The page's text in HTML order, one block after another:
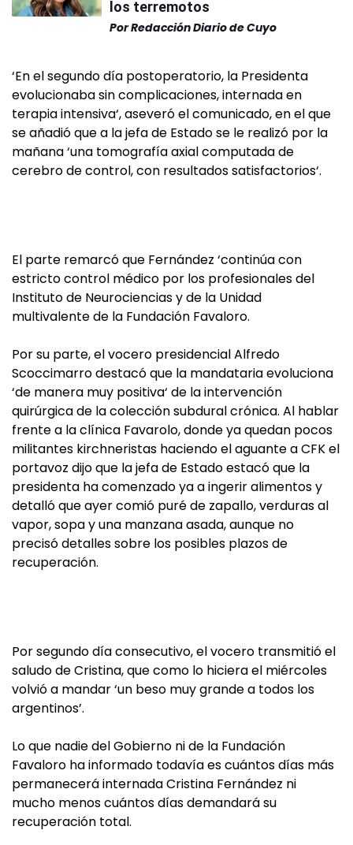
los terremotos
PorRedacción Diario de Cuyo
‘En el segundo día postoperatorio, la Presidenta
evolucionaba sin complicaciones, internada en
terapia intensiva‘, aseveró el comunicado, en el que
se añadió que a la jefa de Estado se le realizó por la
mañana ‘una tomografía axial computada de
cerebro de control, con resultados satisfactorios‘.
El parte remarcó que Fernández ‘continúa con
estricto control médico por los profesionales del
Instituto de Neurociencias y de la Unidad
multivalente de la Fundación Favaloro.
Por su parte, el vocero presidencial Alfredo
Scoccimarro destacó que la mandataria evoluciona
‘de manera muy positiva‘ de la intervención
quirúrgica de la colección subdural crónica. Al hablar
frente a la clínica Favarolo, donde ya quedan pocos
militantes kirchneristas haciendo el aguante a CFK el
portavoz dijo que la jefa de Estado estacó que la
presidenta ha comenzado ya a ingerir alimentos y
detalló que ayer comió puré de zapallo, verduras al
vapor, sopa y una manzana asada, aunque no
precisó detalles sobre los posibles plazos de
recuperación.
Por segundo día consecutivo, el vocero transmitió el
saludo de Cristina, que como lo hiciera el miércoles
volvió a mandar ‘un beso muy grande a todos los
argentinos’.
Lo que nadie del Gobierno ni de la Fundación
Favaloro ha informado todavía es cuántos días más
permanecerá internada Cristina Fernández ni
mucho menos cuántos días demandará su
recuperación total.